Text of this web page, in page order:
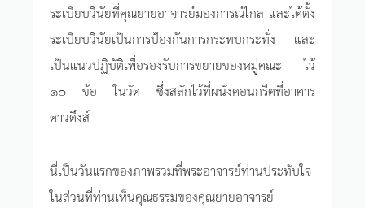
ระเบียบวินัยที่คุณยายอาจารย์มองการณ์ไกล และได้ตั้ง
ระเบียบวินัยเป็นการป้องกันการกระทบกระทั่ง และ
เป็นแนวปฏิบัติเพื่อรองรับการขยายของหมู่คณะ ไว้
๑๐ ข้อ ในวัด ซึ่งสลักไว้ที่ผนังคอนกรีตที่อาคาร
ดาวดึงส์
นี่เป็นวันแรกของภาพรวมที่พระอาจารย์ท่านประทับใจ
ในส่วนที่ท่านเห็นคุณธรรมของคุณยายอาจารย์